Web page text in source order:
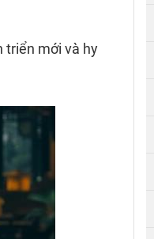
triển mới và hy